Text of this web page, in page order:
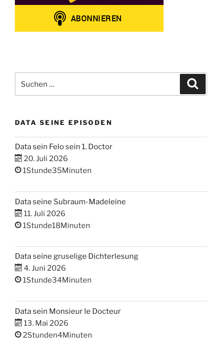
nach:
DATA SEINE EPISODEN
Data sein Felo sein 1. Doctor
20. Juli 2026
1Stunde35Minuten
Data seine Subraum-Madeleine
11. Juli 2026
1Stunde18Minuten
Data seine gruselige Dichterlesung
4. Juni 2026
1Stunde34Minuten
Data sein Monsieur le Docteur
13. Mai 2026
2Stunden4Minuten